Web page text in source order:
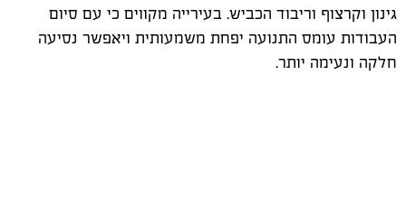
גינון וקרצוף וריבוד הכביש. בעירייה מקווים כי עם סיום
העבודות עומס התנועה יפחת משמעותית ויאפשר נסיעה
חלקה ונעימה יותר.